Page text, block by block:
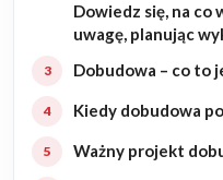
Referencje
Filmy
Dowiedz się, na co
uwagę, planując
Dobudowa – co to
Kiedy dobudowa
Ważny projekt